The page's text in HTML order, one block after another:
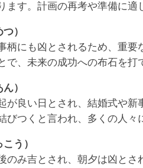
ます。計画の再考や準備に適
）
柄にも凶とされるため、重
で、未来の成功への布石を打
）
が良い日とされ、結婚式や
びつくと言われ、多くの人々
う）
のみ吉とされ、朝夕は凶と